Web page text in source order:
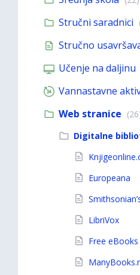
Stručni saradnici
Stručno
Učenje na daljinu
Vannastavne
Web stranice
Digitalne
Europeana
LibriVox
Free eBooks